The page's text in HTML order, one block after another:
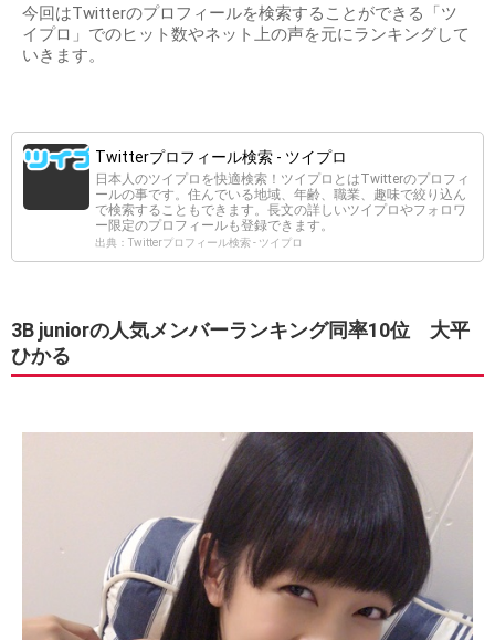
今回はTwitterのプロフィールを検索することができる「ツ
イプロ」でのヒット数やネット上の声を元にランキングして
いきます。
Twitterプロフィール検索 - ツイプロ
日本人のツイプロを快適検索！ツイプロとはTwitterのプロフィ
ールの事です。住んでいる地域、年齢、職業、趣味で絞り込ん
で検索することもできます。長文の詳しいツイプロやフォロワ
ー限定のプロフィールも登録できます。
出典：Twitterプロフィール検索 - ツイプロ
3B juniorの人気メンバーランキング同率10位 大平
ひかる